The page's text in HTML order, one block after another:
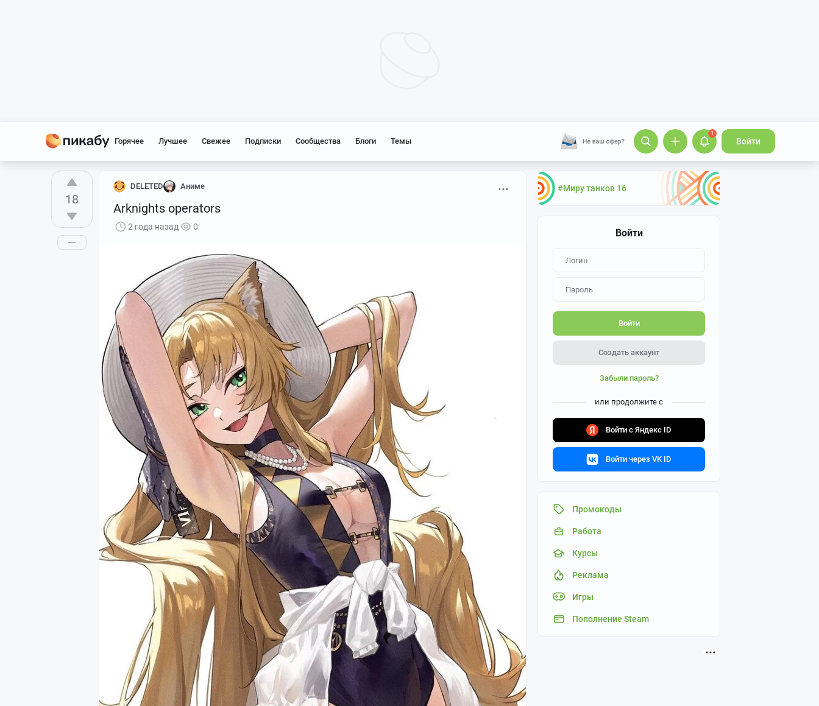
Горячее Лучшее Свежее Подписки Сообщества Блоги Темы
1
Войти
#Миру танков 16
Войти
Войти
Создать аккаунт
Забыли пароль?
или продолжите с
Войти с Яндекс ID
Войти через VK ID
Промокоды
Работа
Курсы
Реклама
Игры
Пополнение Steam
18
DELETED Аниме
Arknights operators
2 года назад 0